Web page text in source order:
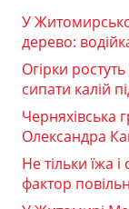
У
дерево:
Огірки
сипати калій
Черняхівська
Олександра
Не тільки їжа
фактор